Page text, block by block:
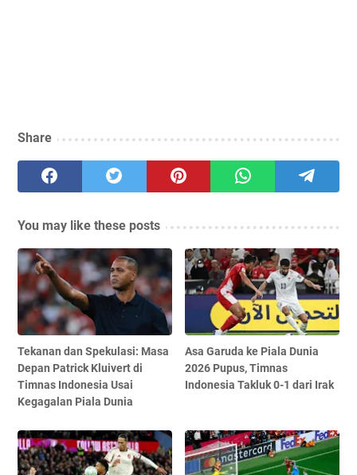
Share
You may like these posts
Tekanan dan Spekulasi: Masa
Depan Patrick Kluivert di
Timnas Indonesia Usai
Kegagalan Piala Dunia
Asa Garuda ke Piala Dunia
2026 Pupus, Timnas
Indonesia Takluk 0-1 dari Irak